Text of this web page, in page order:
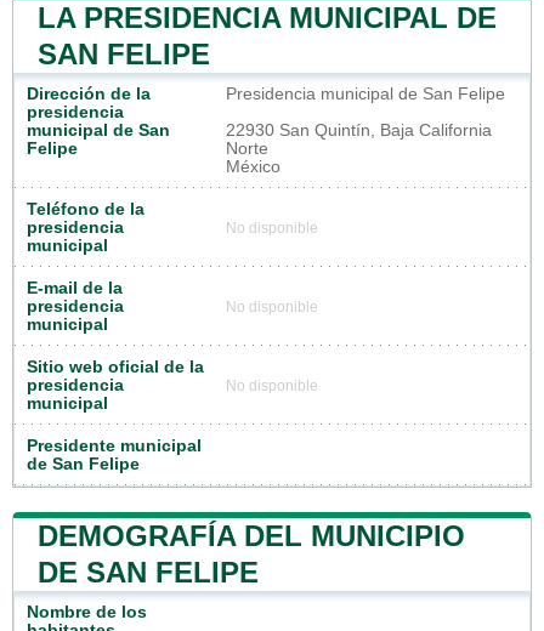
LA PRESIDENCIA MUNICIPAL DE
SAN FELIPE
Dirección de la
presidencia
municipal de San
Felipe
Presidencia municipal de San Felipe
22930 San Quintín, Baja California
Norte
México
Teléfono de la
presidencia
municipal
No disponible
E-mail de la
presidencia
municipal
No disponible
Sitio web oficial de la
presidencia
municipal
No disponible
Presidente municipal
de San Felipe
DEMOGRAFÍA DEL MUNICIPIO
DE SAN FELIPE
Nombre de los